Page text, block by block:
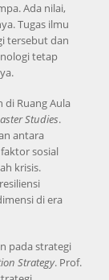
Ada nilai,
Tugas ilmu
tersebut dan
tetap
di Ruang Aula
Studies.
antara
sosial
krisis.
di era
pada strategi
Strategy. Prof.